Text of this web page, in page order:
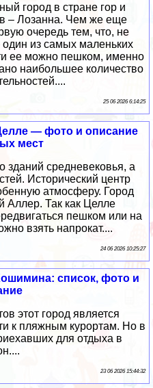
город в стране гор и
– Лозанна. Чем же еще
очередь тем, что, не
один из самых маленьких
ее можно пешком, именно
наибольшее количество
25 06 2026 6:14:25
— фото и описание
мест
зданий средневековья, а
Исторический центр
атмосферу. Город
Аллер. Так как Целле
пешком или на
взять напрокат....
24 06 2026 10:25:27
список, фото и
этот город является
к пляжным курортам. Но в
для отдыха в
23 06 2026 15:44:32